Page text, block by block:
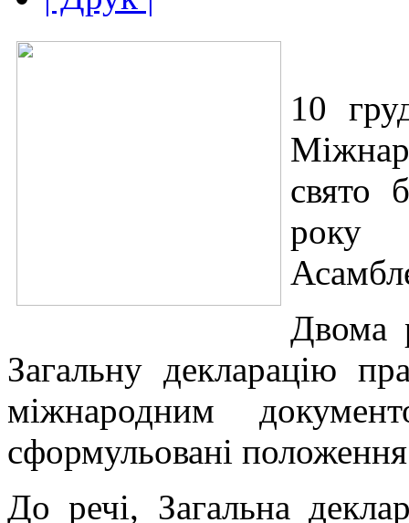
10
свято
року
Двома
Загальну декларацію
міжнародним
сформульовані
До речі, Загальна